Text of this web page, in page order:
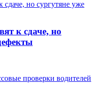
к сдаче, но